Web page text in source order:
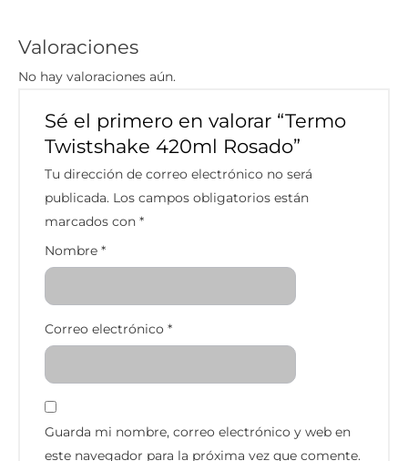
Valoraciones
No hay valoraciones aún.
Sé el primero en valorar “Termo
Twistshake 420ml Rosado”
Tu dirección de correo electrónico no será
publicada. Los campos obligatorios están
marcados con*
Nombre*
Correo electrónico*
Guarda mi nombre, correo electrónico y web en
este navegador para la próxima vez que comente.